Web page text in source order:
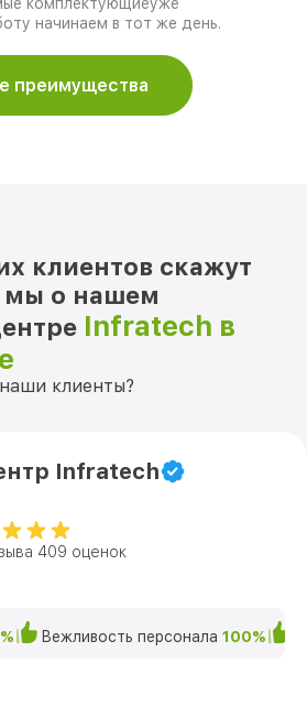
начинаем в тот же день.
преимущества
клиентов скажут
мы о нашем
Infratech в
клиенты?
Infratech
409 оценок
Вежливость персонала 100%